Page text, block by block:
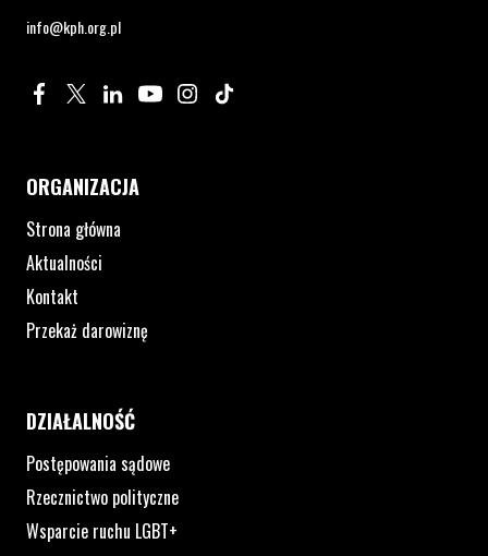
info@kph.org.pl
Profil na Facebook. Strona otwiera się w nowym oknie.
Profil na Twitter. Strona otwiera się w nowym oknie.
Profil na LinkedIn. Strona otwiera się w nowym oknie.
Profil na YouTube. Strona otwiera się w nowym
Profil na Instagram. Strona otwiera się
ORGANIZACJA
Strona główna
Aktualności
Kontakt
Przekaż darowiznę
DZIAŁALNOŚĆ
Postępowania sądowe
Rzecznictwo polityczne
Wsparcie ruchu LGBT+